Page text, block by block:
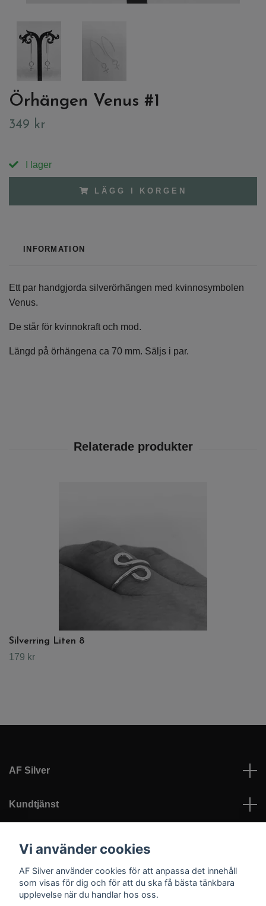
Örhängen Venus #1
349 kr
I lager
LÄGG I KORGEN
INFORMATION
Ett par handgjorda silverörhängen med kvinnosymbolen
Venus.
De står för kvinnokraft och mod.
Längd på örhängena ca 70 mm. Säljs i par.
Silverring Liten 8
179 kr
AF Silver
Kundtjänst
Sociala medier
Vi använder cookies
AF Silver använder cookies för att anpassa det innehåll
som visas för dig och för att du ska få bästa tänkbara
upplevelse när du handlar hos oss.